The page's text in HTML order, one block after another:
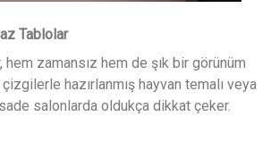
Tablolar
zamansız hem de şık bir görünüm
hazırlanmış hayvan temalı veya
salonlarda oldukça dikkat çeker.